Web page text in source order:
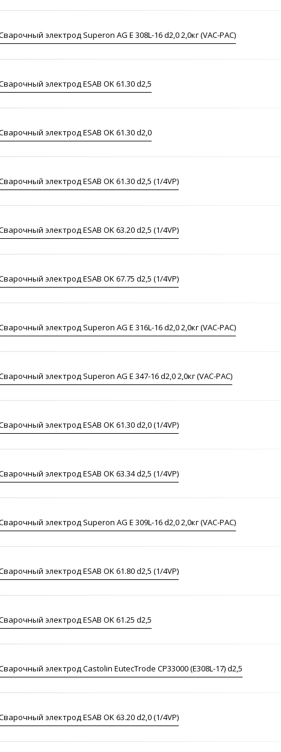
электрод Superon AG E 308L-16 d2,0 2,0кг (VAC-PAC)
электрод ESAB OK 61.30 d2,5
электрод ESAB OK 61.30 d2,0
электрод ESAB OK 61.30 d2,5 (1/4VP)
электрод ESAB OK 63.20 d2,5 (1/4VP)
электрод ESAB OK 67.75 d2,5 (1/4VP)
электрод Superon AG E 316L-16 d2,0 2,0кг (VAC-PAC)
электрод Superon AG E 347-16 d2,0 2,0кг (VAC-PAC)
электрод ESAB OK 61.30 d2,0 (1/4VP)
электрод ESAB OK 63.34 d2,5 (1/4VP)
электрод Superon AG E 309L-16 d2,0 2,0кг (VAC-PAC)
электрод ESAB OK 61.80 d2,5 (1/4VP)
электрод ESAB OK 61.25 d2,5
электрод Castolin EutecTrode CP33000 (E308L-17) d2,5
электрод ESAB OK 63.20 d2,0 (1/4VP)